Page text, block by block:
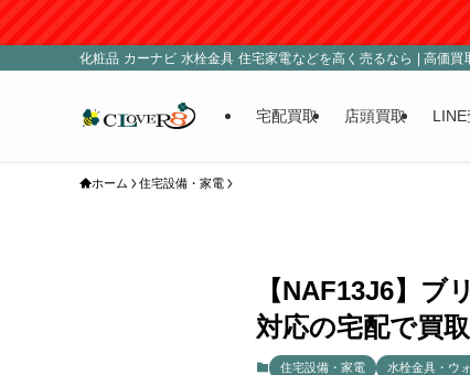
化粧品 カーナビ 水栓金具 住宅家電などを高く売るなら | 高価買
宅配買取 店頭買取
ホーム 住宅設備・家電
【NAF13J6】
対応の宅配で買
住宅設備・家電 水栓金具・ウ